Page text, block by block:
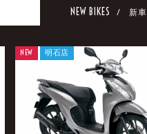
NEW BIKES / 新車
NEW 明石店